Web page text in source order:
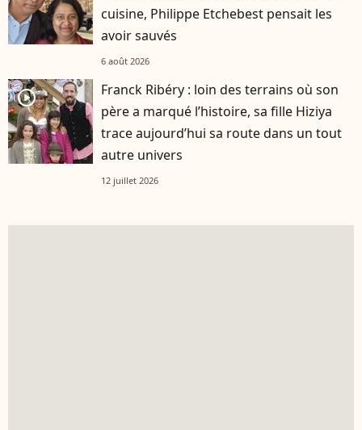
cuisine, Philippe Etchebest pensait les
avoir sauvés
6 août 2026
player2
Franck Ribéry : loin des terrains où son
père a marqué l’histoire, sa fille Hiziya
trace aujourd’hui sa route dans un tout
autre univers
12 juillet 2026